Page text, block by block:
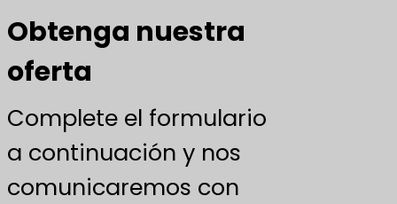
Obtenga nuestra
oferta
Complete el formulario
a continuación y nos
comunicaremos con